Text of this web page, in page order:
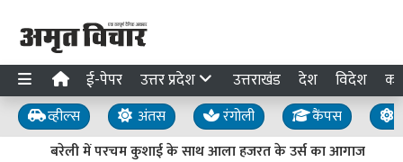
ई-पेपर उत्तर प्रदेश उत्तराखंड देश विदेश
व्हील्स अंतस रंगोली कैंपस
बरेली में परचम कुशाई के साथ आला हजरत के उर्स का आगाज